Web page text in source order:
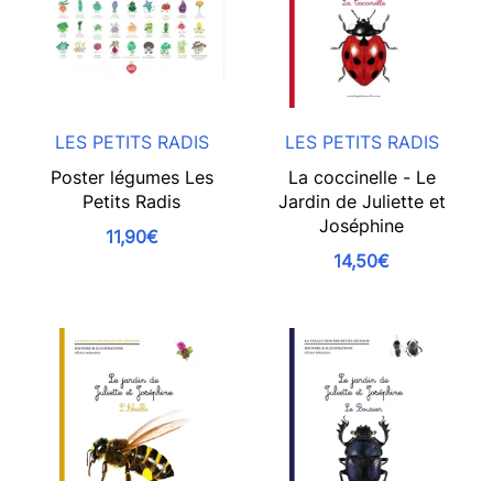
LES PETITS RADIS
Poster légumes Les
Petits Radis
11,90€
LES PETITS RADIS
La coccinelle - Le
Jardin de Juliette et
Joséphine
14,50€